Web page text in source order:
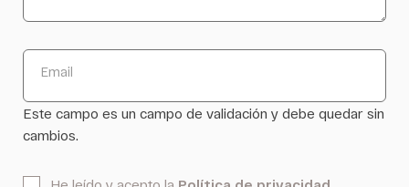
Email
Este campo es un campo de validación y debe quedar sin
cambios.